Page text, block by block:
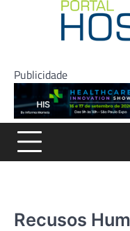
Publicidade
Recusos